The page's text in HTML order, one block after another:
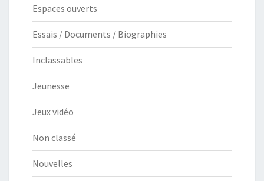
Espaces ouverts
Essais / Documents / Biographies
Inclassables
Jeunesse
Jeux vidéo
Non classé
Nouvelles